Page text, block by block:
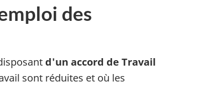
des
d'un accord de Travail
sont réduites et où les